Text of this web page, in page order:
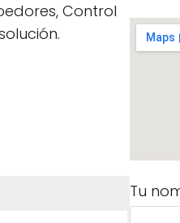
Control
Tu